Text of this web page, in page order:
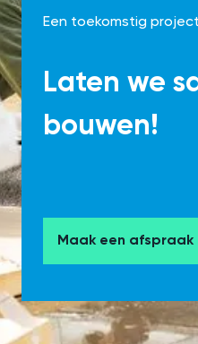
Een toekomstig
Laten we
bouwen!
Maak een afspraak